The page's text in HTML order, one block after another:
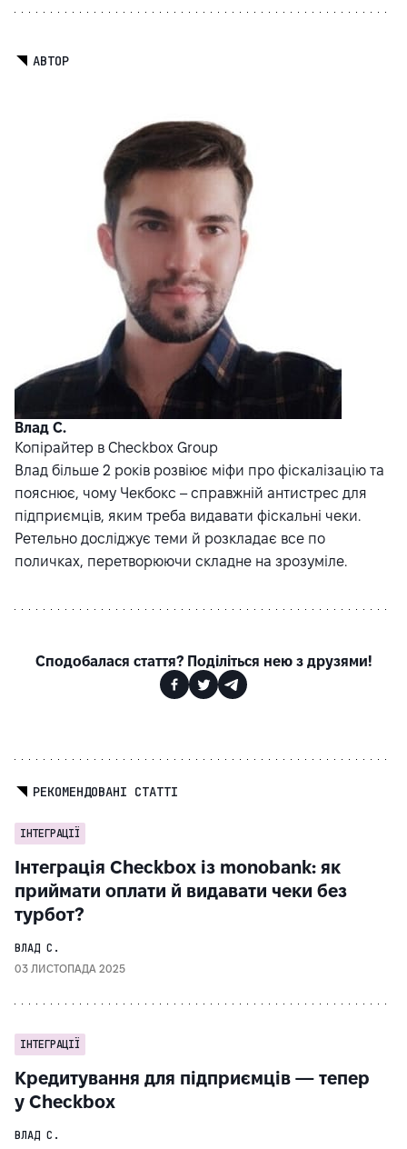
АВТОР
Влад С.
Копірайтер в Checkbox Group
Влад більше 2 років розвіює міфи про фіскалізацію та
пояснює, чому Чекбокс – справжній антистрес для
підприємців, яким треба видавати фіскальні чеки.
Ретельно досліджує теми й розкладає все по
поличках, перетворюючи складне на зрозуміле.
Сподобалася стаття? Поділіться нею з друзями!
РЕКОМЕНДОВАНІ СТАТТІ
ІНТЕГРАЦІЇ
Інтеграція Checkbox із monobank: як
приймати оплати й видавати чеки без
турбот?
ВЛАД С.
03 ЛИСТОПАДА 2025
ІНТЕГРАЦІЇ
Кредитування для підприємців — тепер
у Checkbox
ВЛАД С.